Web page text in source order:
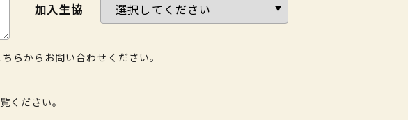
加入生協
ちらからお問い合わせください。
ください。